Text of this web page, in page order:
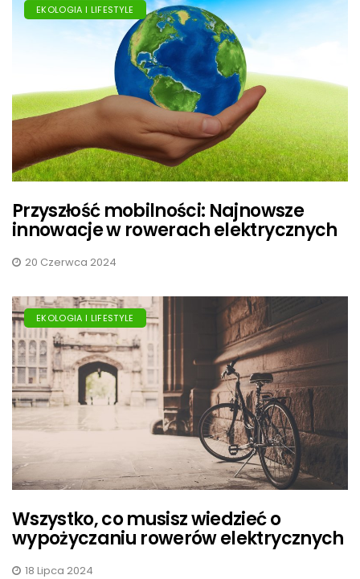
EKOLOGIA I LIFESTYLE
Przyszłość mobilności: Najnowsze
innowacje w rowerach elektrycznych
20 Czerwca 2024
EKOLOGIA I LIFESTYLE
Wszystko, co musisz wiedzieć o
wypożyczaniu rowerów elektrycznych
18 Lipca 2024